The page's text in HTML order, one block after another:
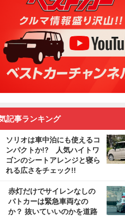
記事ランキング
ソリオは車中泊にも使えるコ
ンパクトか!? 人気ハイトワ
ゴンのシートアレンジと寝ら
れる広さをチェック!!
赤灯だけでサイレンなしの
パトカーは緊急車両なの
か？ 抜いていいのかを道路